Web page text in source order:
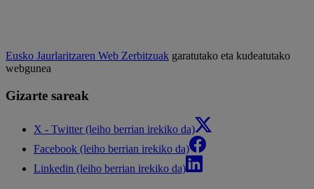
Eusko Jaurlaritzaren Web Zerbitzuak garatutako eta kudeatutako
webgunea
Gizarte sareak
X - Twitter (leiho berrian irekiko da)
Facebook (leiho berrian irekiko da)
Linkedin (leiho berrian irekiko da)